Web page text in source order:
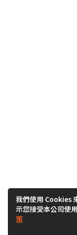
我們使用 Cookies
示您接受本公司使
策